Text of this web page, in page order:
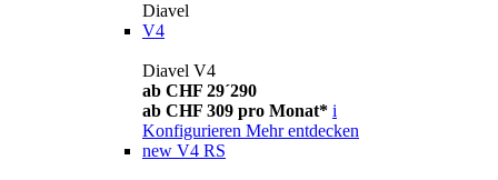
Diavel
V4
Diavel V4
ab CHF 29´290
ab CHF 309 pro Monat* i
Konfigurieren Mehr entdecken
new V4 RS